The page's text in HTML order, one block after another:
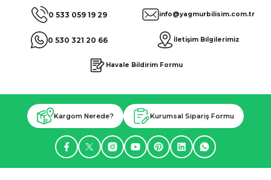
0 533 059 19 29
0 530 321 20 66
info@yagmurbilisim.com.tr
İletişim Bilgilerimiz
Havale Bildirim Formu
Kargom Nerede? Kurumsal Sipariş Formu